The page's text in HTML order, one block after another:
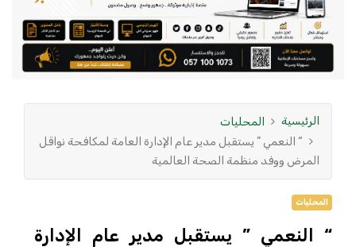
الرئيسية
المحليات
“ النعمي ” يستقبل مدير عام الإدارة العامة لمكافحة نواقل
المرض ووفد منظمة الصحة العالمية
المحليات
“ النعمي ” يستقبل مدير عام الإدارة